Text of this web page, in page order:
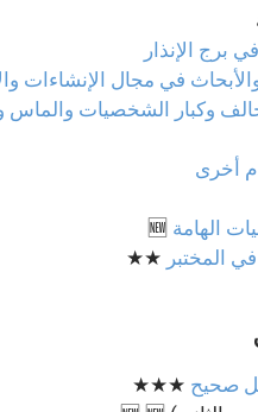
برج الإنذار
في مجال الإنشاءات
وكبار الشخصيات
أخرى
الهامة
المختبر ★★
صحيح ★★★